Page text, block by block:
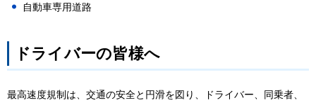
自動車専用道路
ドライバーの皆様へ
最高速度規制は、交通の安全と円滑を図り、ドライバー、同乗者、